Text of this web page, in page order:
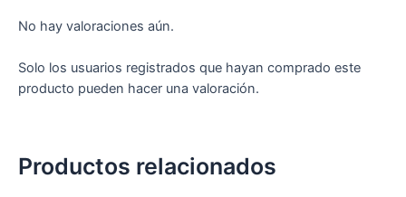
No hay valoraciones aún.
Solo los usuarios registrados que hayan comprado este
producto pueden hacer una valoración.
Productos relacionados